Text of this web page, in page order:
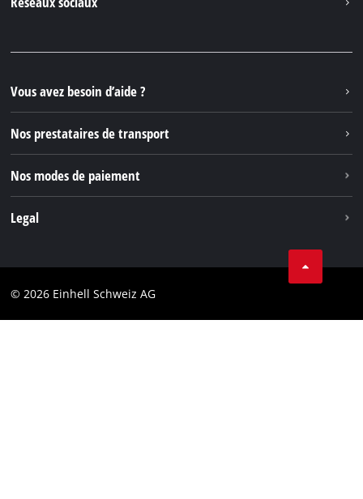
Instagram
TikTok
Pinterest
Vous avez besoin d’aide ?
Nos prestataires de transport
Nos modes de paiement
Legal
Marque
© 2026 Einhell Schweiz AG